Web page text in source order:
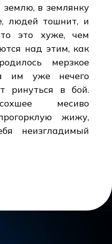
в землянку
людей тошнит, и
это хуже, чем
над этим, как
мерзкое
им уже нечего
ринуться в бой.
месиво
жижу,
неизгладимый